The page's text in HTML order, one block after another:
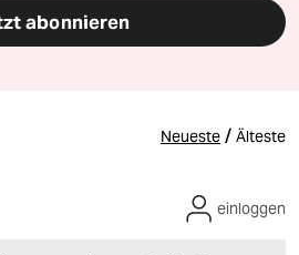
abonnieren
Neueste / Älteste
einloggen